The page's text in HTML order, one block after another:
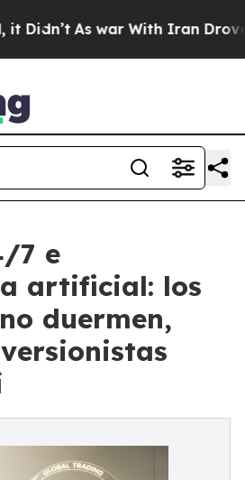
As war With Iran Drove oil
7 e
artificial: los
duermen,